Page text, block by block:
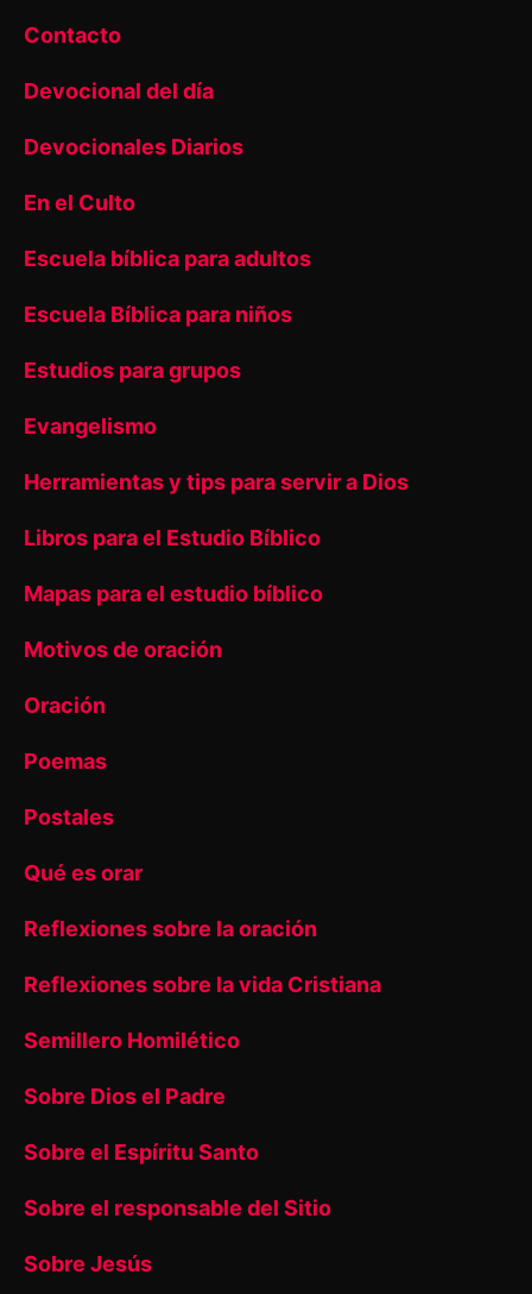
Contacto
Devocional del día
Devocionales Diarios
En el Culto
Escuela bíblica para adultos
Escuela Bíblica para niños
Estudios para grupos
Evangelismo
Herramientas y tips para servir a Dios
Libros para el Estudio Bíblico
Mapas para el estudio bíblico
Motivos de oración
Oración
Poemas
Postales
Qué es orar
Reflexiones sobre la oración
Reflexiones sobre la vida Cristiana
Semillero Homilético
Sobre Dios el Padre
Sobre el Espíritu Santo
Sobre el responsable del Sitio
Sobre Jesús